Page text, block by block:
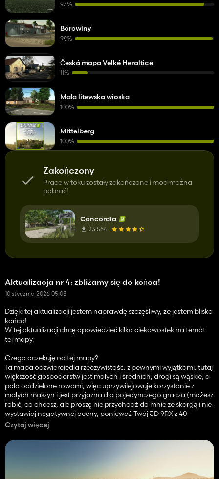
Zakończony
Prace w toku zostały zakończone i mod można
pobrać!
Concordia
23 564
Aktualizacja nr 4: zbliżamy się do końca!
10 stycznia 2026 05:03
Dzięki tej aktualizacji jestem naprawdę szczęśliwy, że jestem blisko
końca!
W tej aktualizacji chcę opowiedzieć kilka ciekawostek na temat
tej mapy.
Czego oczekuję od tej mapy?
Ta mapa odzwierciedla rzeczywistość, z pewnymi wyjątkami, tutaj
większość gospodarstw jest małych i średnich, drogi są wąskie, a
pola oddzielone rowami, więc uprzywilejowuje korzystanie z
małych maszyn i jest przyjazna dla pojedynczego gracza (możesz
robić, co chcesz, ale proszę nie przychodź do mnie ze skargą i nie
wystawiaj negatywnej oceny, ponieważ Twój JD 9RX z 40-
metrowym siewnikiem utknął 😂)
Jakie rośliny mogę uprawiać?
Nie spodziewaj się uprawy trzciny cukrowej lub bawełny w zimnym
Czytaj więcej
93%
Borowiny
99%
Česká mapa Velké Heraltice
11%
Mała litewska wioska
100%
Mittelberg
100%